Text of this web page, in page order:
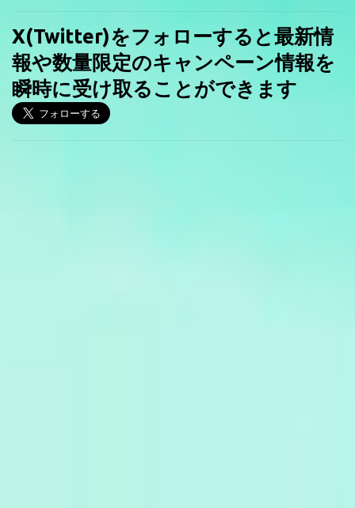
X(Twitter)をフォローすると最新情
報や数量限定のキャンペーン情報を
瞬時に受け取ることができます